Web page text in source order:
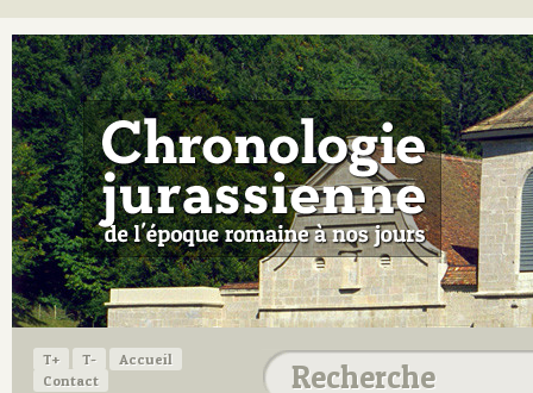
T+ T-
Accueil
Contact